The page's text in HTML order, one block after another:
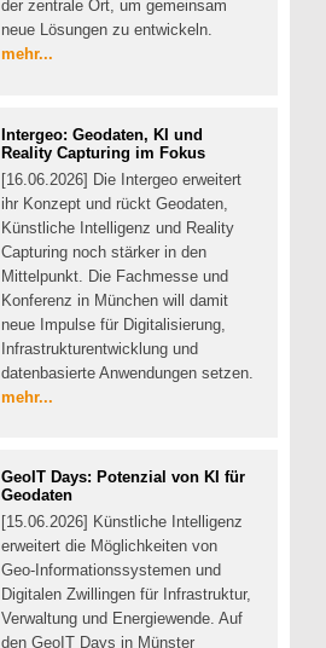
der zentrale Ort, um gemeinsam
neue Lösungen zu entwickeln.
mehr...
Intergeo: Geodaten, KI und
Reality Capturing im Fokus
[16.06.2026] Die Intergeo erweitert
ihr Konzept und rückt Geodaten,
Künstliche Intelligenz und Reality
Capturing noch stärker in den
Mittelpunkt. Die Fachmesse und
Konferenz in München will damit
neue Impulse für Digitalisierung,
Infrastrukturentwicklung und
datenbasierte Anwendungen setzen.
mehr...
GeoIT Days: Potenzial von KI für
Geodaten
[15.06.2026] Künstliche Intelligenz
erweitert die Möglichkeiten von
Geo-Informationssystemen und
Digitalen Zwillingen für Infrastruktur,
Verwaltung und Energiewende. Auf
den GeoIT Days in Münster